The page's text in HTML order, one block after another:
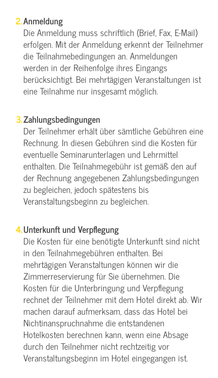
Anmeldung
Die Anmeldung muss schriftlich (Brief, Fax, E-Mail)
erfolgen. Mit der Anmeldung erkennt der Teilnehmer
die Teilnahmebedingungen an. Anmeldungen
werden in der Reihenfolge ihres Eingangs
berücksichtigt. Bei mehrtägigen Veranstaltungen ist
eine Teilnahme nur insgesamt möglich.
Zahlungsbedingungen
Der Teilnehmer erhält über sämtliche Gebühren eine
Rechnung. In diesen Gebühren sind die Kosten für
eventuelle Seminarunterlagen und Lehrmittel
enthalten. Die Teilnahmegebühr ist gemäß den auf
der Rechnung angegebenen Zahlungsbedingungen
zu begleichen, jedoch spätestens bis
Veranstaltungsbeginn zu begleichen.
Unterkunft und Verpflegung
Die Kosten für eine benötigte Unterkunft sind nicht
in den Teilnahmegebühren enthalten. Bei
mehrtägigen Veranstaltungen können wir die
Zimmerreservierung für Sie übernehmen. Die
Kosten für die Unterbringung und Verpflegung
rechnet der Teilnehmer mit dem Hotel direkt ab. Wir
machen darauf aufmerksam, dass das Hotel bei
Nichtinanspruchnahme die entstandenen
Hotelkosten berechnen kann, wenn eine Absage
durch den Teilnehmer nicht rechtzeitig vor
Veranstaltungsbeginn im Hotel eingegangen ist.